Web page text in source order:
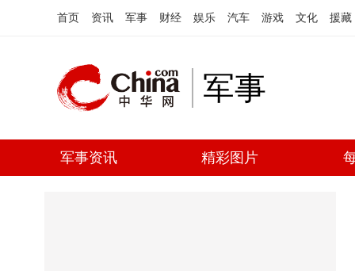
首页 资讯 军事 财经 娱乐 汽车 游戏 文化 援藏
军事
军事资讯 精彩图片